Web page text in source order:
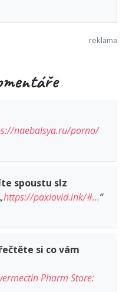
naebalsya.ru/porno/
spoustu slz
„https://paxlovid.ink/#…“
si co vám
Pharm Store: